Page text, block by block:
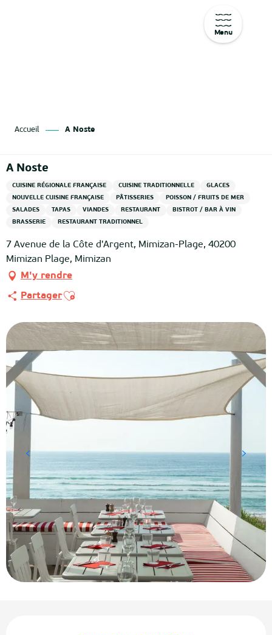
Menu
Accueil A Noste
A Noste
CUISINE RÉGIONALE FRANÇAISE CUISINE TRADITIONNELLE
GLACES
NOUVELLE CUISINE FRANÇAISE
PÂTISSERIES
POISSON / FRUITS DE MER
SALADES
TAPAS VIANDES RESTAURANT
BISTROT / BAR À VIN
BRASSERIE
RESTAURANT TRADITIONNEL
7 Avenue de la Côte d'Argent, Mimizan-Plage, 40200
Mimizan Plage, Mimizan
M'y rendre
PartagerAjouter aux favoris